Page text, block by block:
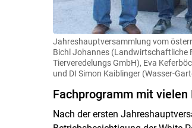
Jahreshauptversammlung vom
Bichl Johannes (Landwirtschaftliche
Tierveredelungs GmbH), Eva
und DI Simon Kaiblinger (Wasser-
Fachprogramm mit vielen
Nach der ersten